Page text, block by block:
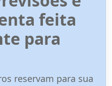
feita
para
reservam para sua